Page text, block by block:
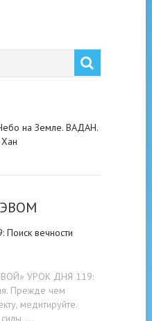
на Земле. ВАДАН.
вечности
УРОК ДНЯ 119:
Прежде чем
медитируйте.
…